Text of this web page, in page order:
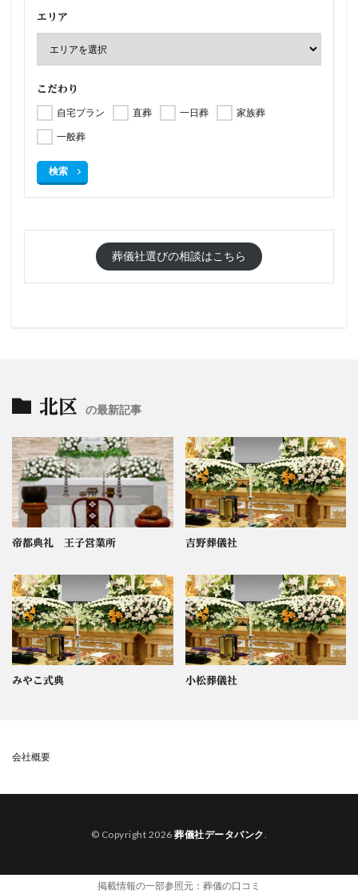
エリア
こだわり
自宅プラン 直葬 一日葬
家族葬
一般葬
検索
葬儀社選びの相談はこちら
北区 の最新記事
帝都典礼 王子営業所 吉野葬儀社
みやこ式典 小松葬儀社
会社概要
© Copyright 2026葬儀社データバンク.
掲載情報の一部参照元： 葬儀の口コミ